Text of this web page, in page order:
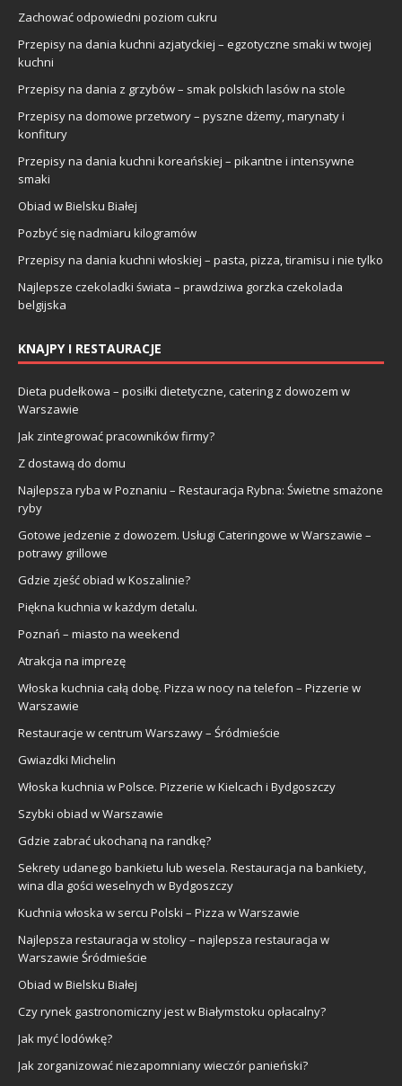
Zachować odpowiedni poziom cukru
Przepisy na dania kuchni azjatyckiej – egzotyczne smaki w twojej
kuchni
Przepisy na dania z grzybów – smak polskich lasów na stole
Przepisy na domowe przetwory – pyszne dżemy, marynaty i
konfitury
Przepisy na dania kuchni koreańskiej – pikantne i intensywne
smaki
Obiad w Bielsku Białej
Pozbyć się nadmiaru kilogramów
Przepisy na dania kuchni włoskiej – pasta, pizza, tiramisu i nie tylko
Najlepsze czekoladki świata – prawdziwa gorzka czekolada
belgijska
KNAJPY I RESTAURACJE
Dieta pudełkowa – posiłki dietetyczne, catering z dowozem w
Warszawie
Jak zintegrować pracowników firmy?
Z dostawą do domu
Najlepsza ryba w Poznaniu – Restauracja Rybna: Świetne smażone
ryby
Gotowe jedzenie z dowozem. Usługi Cateringowe w Warszawie –
potrawy grillowe
Gdzie zjeść obiad w Koszalinie?
Piękna kuchnia w każdym detalu.
Poznań – miasto na weekend
Atrakcja na imprezę
Włoska kuchnia całą dobę. Pizza w nocy na telefon – Pizzerie w
Warszawie
Restauracje w centrum Warszawy – Śródmieście
Gwiazdki Michelin
Włoska kuchnia w Polsce. Pizzerie w Kielcach i Bydgoszczy
Szybki obiad w Warszawie
Gdzie zabrać ukochaną na randkę?
Sekrety udanego bankietu lub wesela. Restauracja na bankiety,
wina dla gości weselnych w Bydgoszczy
Kuchnia włoska w sercu Polski – Pizza w Warszawie
Najlepsza restauracja w stolicy – najlepsza restauracja w
Warszawie Śródmieście
Obiad w Bielsku Białej
Czy rynek gastronomiczny jest w Białymstoku opłacalny?
Jak myć lodówkę?
Jak zorganizować niezapomniany wieczór panieński?